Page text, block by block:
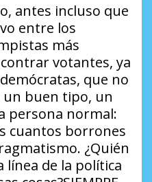
antes incluso que
entre los
más
votantes, ya
que no
un buen tipo, un
persona normal:
cuantos borrones
¿Quién
línea de la política